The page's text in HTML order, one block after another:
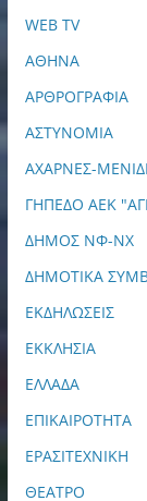
WEB TV
ΑΘΗΝΑ
ΑΡΘΡΟΓΡΑΦΙΑ
ΑΣΤΥΝΟΜΙΑ
ΑΧΑΡΝΕΣ-ΜΕΝΙΔΙ
ΓΗΠΕΔΟ ΑΕΚ
ΔΗΜΟΣ ΝΦ-ΝΧ
ΔΗΜΟΤΙΚΑ
ΕΚΔΗΛΩΣΕΙΣ
ΕΚΚΛΗΣΙΑ
ΕΛΛΑΔΑ
ΕΠΙΚΑΙΡΟΤΗΤΑ
ΕΡΑΣΙΤΕΧΝΙΚΗ
ΘΕΑΤΡΟ